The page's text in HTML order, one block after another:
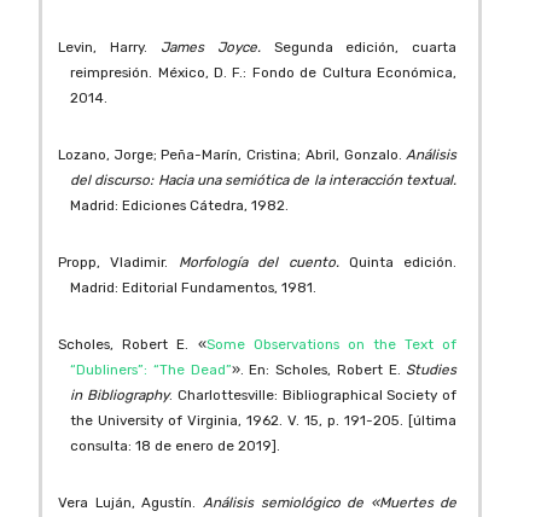
Levin, Harry. James Joyce. Segunda edición, cuarta
reimpresión. México, D. F.: Fondo de Cultura Económica,
2014.
Lozano, Jorge; Peña-Marín, Cristina; Abril, Gonzalo.Análisis
del discurso: Hacia una semiótica de la interacción textual.
Madrid: Ediciones Cátedra, 1982.
Propp, Vladimir. Morfología del cuento.Quinta edición.
Madrid: Editorial Fundamentos, 1981.
Scholes, Robert E. «Some Observations on the Text of
“Dubliners”: “The Dead”». En: Scholes, Robert E. Studies
in Bibliography. Charlottesville: Bibliographical Society of
the University of Virginia, 1962. V. 15, p. 191-205. [última
consulta: 18 de enero de 2019].
Vera Luján, Agustín. Análisis semiológico de «Muertes de